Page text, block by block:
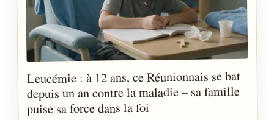
Leucémie : à 12 ans, ce Réunionnais se bat
depuis un an contre la maladie – sa famille
puise sa force dans la foi